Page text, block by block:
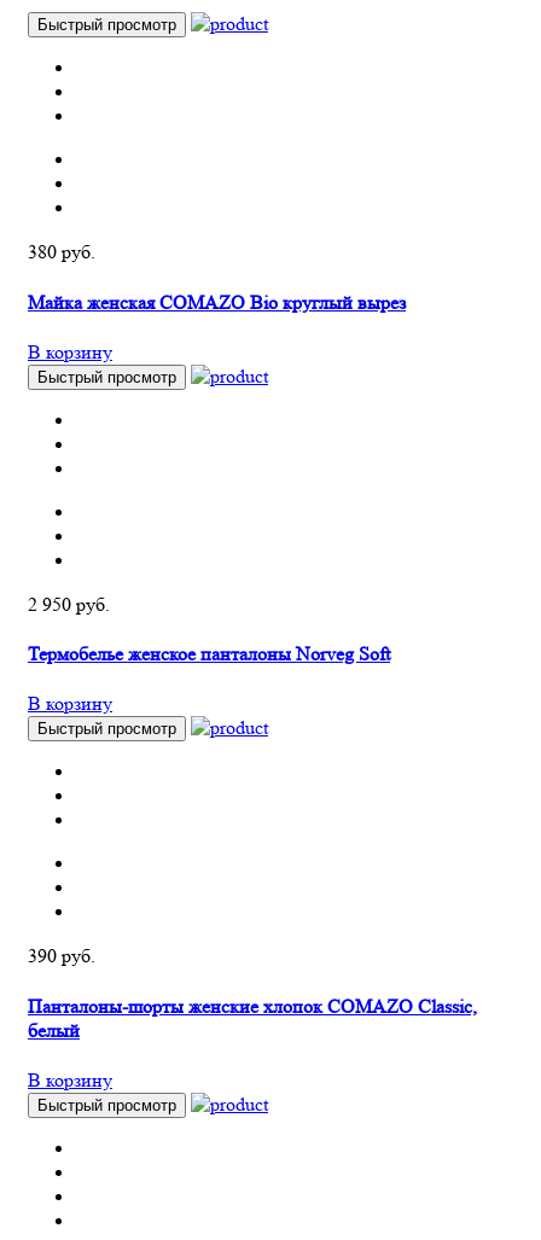
Быстрый просмотр
380 руб.
Майка женская COMAZO Bio круглый вырез
В корзину
Быстрый просмотр
2 950 руб.
Термобелье женское панталоны Norveg Soft
В корзину
Быстрый просмотр
390 руб.
Панталоны-шорты женские хлопок COMAZO Classic,
белый
В корзину
Быстрый просмотр